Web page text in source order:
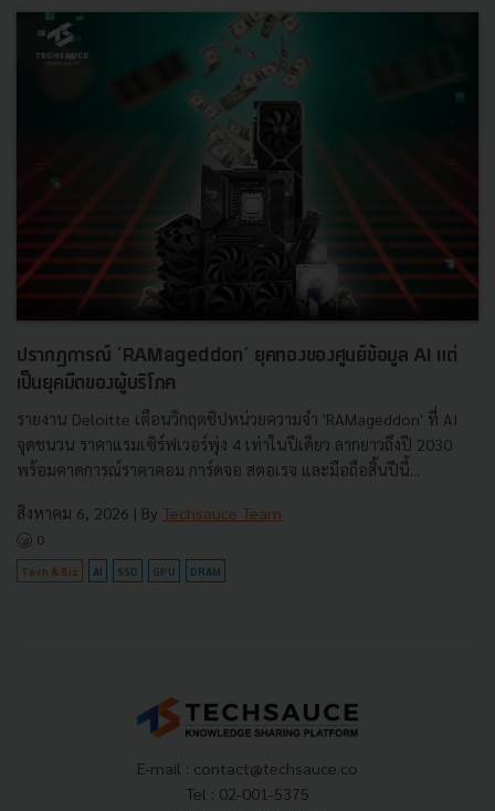
ปรากฏการณ์ ‘RAMageddon’ ยุคทองของศูนย์ข้อมูล AI แต่
เป็นยุคมืดของผู้บริโภค
รายงาน Deloitte เตือนวิกฤตชิปหน่วยความจำ 'RAMageddon' ที่ AI
จุดชนวน ราคาแรมเซิร์ฟเวอร์พุ่ง 4 เท่าในปีเดียว ลากยาวถึงปี 2030
พร้อมคาดการณ์ราคาคอม การ์ดจอ สตอเรจ และมือถือสิ้นปีนี้...
สิงหาคม 6, 2026 | By Techsauce Team
0
Tech & Biz AI SSD GPU DRAM
E-mail : contact@techsauce.co
Tel : 02-001-5375